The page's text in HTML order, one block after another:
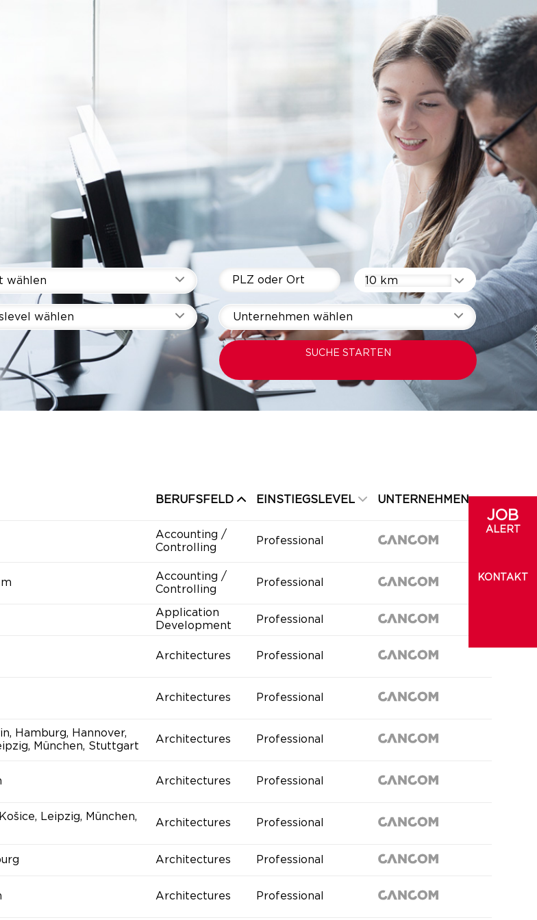
wählen 10 km
wählen Unternehmen wählen
SUCHE STARTEN
BERUFSFELD EINSTIEGSLEVEL UNTERNEHMEN
Accounting /
Controlling
Professional
Accounting /
Controlling
Professional
Application
Development
Professional
Architectures Professional
Architectures Professional
Hamburg, Hannover,
München, Stuttgart
Architectures Professional
Architectures Professional
Leipzig, München,
Architectures Professional
Architectures Professional
Architectures Professional
JOB
ALERT
KONTAKT